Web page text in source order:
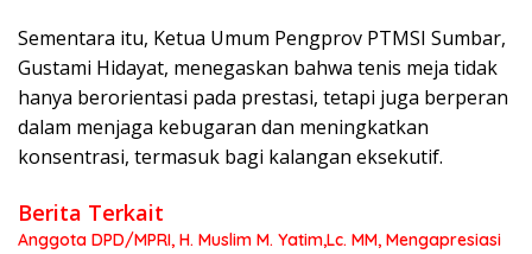
Sementara itu, Ketua Umum Pengprov PTMSI Sumbar,
Gustami Hidayat, menegaskan bahwa tenis meja tidak
hanya berorientasi pada prestasi, tetapi juga berperan
dalam menjaga kebugaran dan meningkatkan
konsentrasi, termasuk bagi kalangan eksekutif.
Berita Terkait
Anggota DPD/MPRI, H. Muslim M. Yatim,Lc. MM, Mengapresiasi